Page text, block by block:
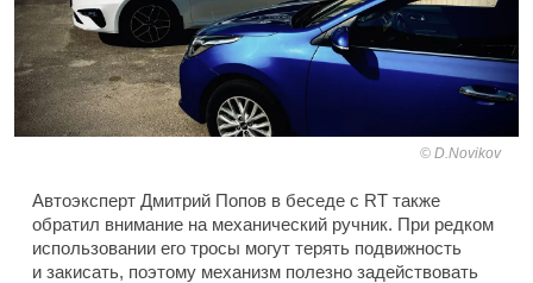
D.Novikov
Автоэксперт Дмитрий Попов в беседе с RT также
обратил внимание на механический ручник. При редком
использовании его тросы могут терять подвижность
и закисать, поэтому механизм полезно задействовать